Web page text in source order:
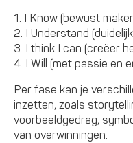
1. I Know (bewust
2. I Understand
3. I think I can (creëer
4. I Will (met passie en
Per fase kan je
inzetten, zoals
voorbeeldgedrag,
van overwinningen.